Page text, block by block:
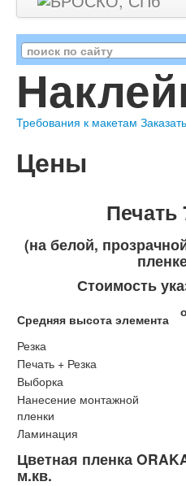
Требования к макетам Заказать
Цены
Печать
(на белой,
Стоимость
Средняя высота элемента
Резка
Печать + Резка
Выборка
Нанесение монтажной
пленки
Ламинация
Цветная пленка
м.кв.